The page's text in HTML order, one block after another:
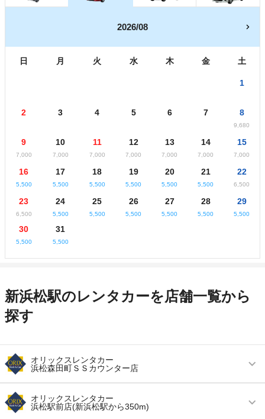
2026/08
日 月 火 水 木 金 土
1
2 3 4 5 6 7 8
9,680
9
7,000
10
7,000
11
7,000
12
7,000
13
7,000
14
7,000
15
7,000
16
5,500
17
5,500
18
5,500
19
5,500
20
5,500
21
5,500
22
6,500
23
6,500
24
5,500
25
5,500
26
5,500
27
5,500
28
5,500
29
5,500
30
5,500
31
5,500
新浜松駅のレンタカーを店舗一覧から
探す
オリックスレンタカー
浜松森田町ＳＳカウンター店
営業時間 毎日 09:00 ～ 19:00
アクセス 浜松駅より徒歩で約24分（送迎なし）
オリックスレンタカー
浜松駅前店(新浜松駅から350m)